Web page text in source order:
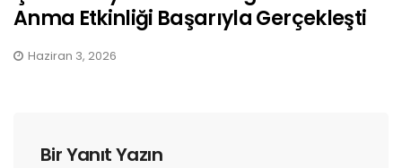
Anma Etkinliği Başarıyla Gerçekleşti
Haziran 3, 2026
Bir Yanıt Yazın